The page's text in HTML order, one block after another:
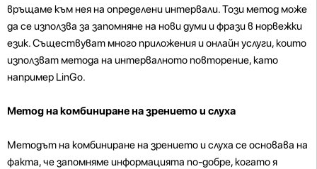
връщаме към нея на определени интервали. Този метод може
да се използва за запомняне на нови думи и фрази в норвежки
език. Съществуват много приложения и онлайн услуги, които
използват метода на интервалното повторение, като
например LinGo.
Метод на комбиниране на зрението и слуха
Методът на комбиниране на зрението и слуха се основава на
факта, че запомняме информацията по-добре, когато я